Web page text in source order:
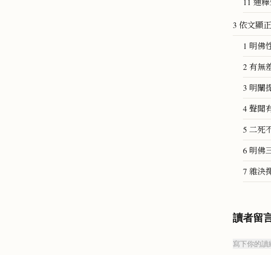
3 依文顯
1 明佛
2 有無
3 明闡
4 聲聞
5 二死
6 明佛
7 雜決
讀者留
寫下你的